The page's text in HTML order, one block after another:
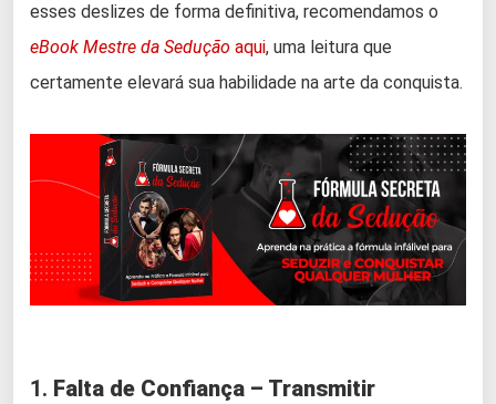
esses deslizes de forma definitiva, recomendamos o
eBook Mestre da Sedução aqui, uma leitura que
certamente elevará sua habilidade na arte da conquista.
1. Falta de Confiança – Transmitir